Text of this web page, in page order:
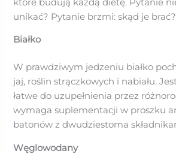
które budują każdą dietę. Pytanie
unikać? Pytanie brzmi: skąd je brać?
Białko
W prawdziwym jedzeniu białko
jaj, roślin strączkowych i nabiału.
łatwe do uzupełnienia przez
wymaga suplementacji w proszku
batonów z dwudziestoma
Węglowodany